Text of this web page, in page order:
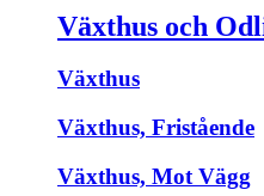
Växthus och
Växthus
Växthus, Fristående
Växthus, Mot Vägg